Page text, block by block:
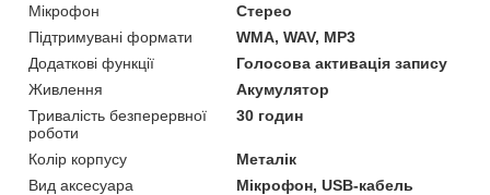
Мікрофон
Стерео
Підтримувані формати
WMA, WAV, MP3
Додаткові функції
Голосова активація запису
Живлення
Акумулятор
Тривалість безперервної
роботи
30 годин
Колір корпусу
Металік
Вид аксесуара
Мікрофон, USB-кабель